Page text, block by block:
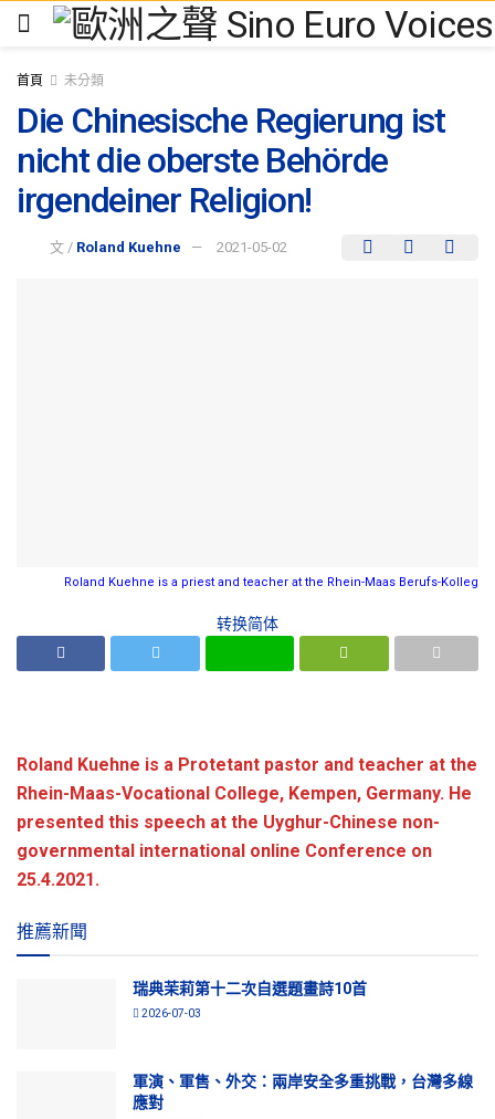
首頁 未分類
Die Chinesische Regierung ist
nicht die oberste Behörde
irgendeiner Religion!
文 / Roland Kuehne 2021-05-02
Roland Kuehne is a priest and teacher at the Rhein-Maas Berufs-Kolleg
转换简体
Roland Kuehne is a Protetant pastor and teacher at the
Rhein-Maas-Vocational College, Kempen, Germany. He
presented this speech at the Uyghur-Chinese non-
governmental international online Conference on
25.4.2021.
推薦新聞
瑞典茉莉第十二次自選題畫詩10首
2026-07-03
軍演、軍售、外交：兩岸安全多重挑戰，台灣多線
應對